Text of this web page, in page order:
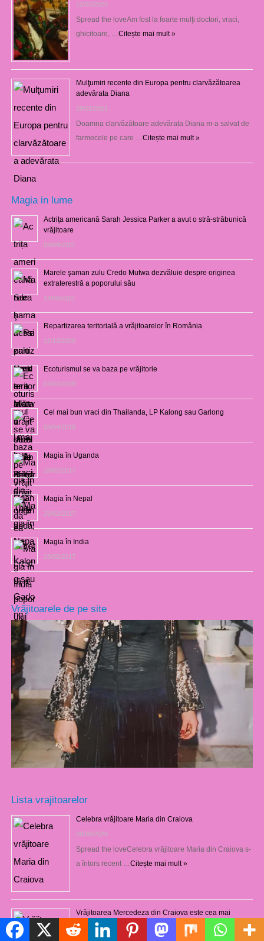
12/03/2025
Spread the loveAm fost la foarte mulţi doctori, vraci,
ghicitoare, …Citește mai mult »
Mulţumiri recente din Europa pentru clarvăzătoarea
adevărata Diana
29/01/2021
Doamna clarvăzătoare adevărata Diana m-a salvat de
farmecele pe care …Citește mai mult »
Magia in lume
Actrița americană Sarah Jessica Parker a avut o stră-străbunică
vrăjitoare
03/08/2021
Marele şaman zulu Credo Mutwa dezvăluie despre originea
extraterestră a poporului său
14/06/2021
Repartizarea teritorială a vrăjitoarelor în România
12/10/2020
Ecoturismul se va baza pe vrăjitorie
01/02/2019
Cel mai bun vraci din Thailanda, LP Kalong sau Garlong
03/04/2018
Magia în Uganda
28/02/2017
Magia în Nepal
26/02/2017
Magia în India
23/02/2017
Vrăjitoarele de pe site
Lista vrajitoarelor
Celebra vrăjitoare Maria din Craiova
06/08/2026
Spread the loveCelebra vrăjitoare Maria din Craiova s-
a întors recent …Citește mai mult »
Vrăjitoarea Mercedeza din Craiova este cea mai
eficientă şi căutată
27/07/2026
Politică de cookie-uri